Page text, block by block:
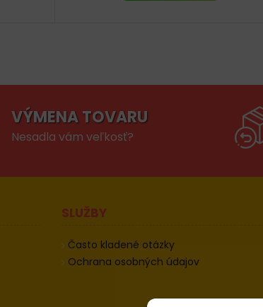
VÝMENA TOVARU
Nesadla vám veľkosť?
SLUŽBY
Často kladené otázky
Ochrana osobných údajov